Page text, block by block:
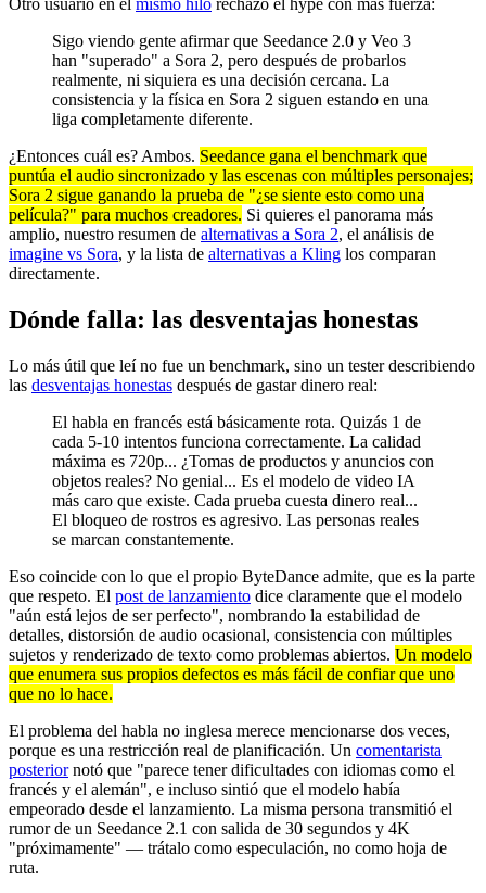
Otro usuario en el mismo hilo rechazó el hype con más fuerza:
Sigo viendo gente afirmar que Seedance 2.0 y Veo 3
han "superado" a Sora 2, pero después de probarlos
realmente, ni siquiera es una decisión cercana. La
consistencia y la física en Sora 2 siguen estando en una
liga completamente diferente.
¿Entonces cuál es? Ambos. Seedance gana el benchmark que
puntúa el audio sincronizado y las escenas con múltiples personajes;
Sora 2 sigue ganando la prueba de "¿se siente esto como una
película?" para muchos creadores. Si quieres el panorama más
amplio, nuestro resumen de alternativas a Sora 2, el análisis de
imagine vs Sora, y la lista de alternativas a Kling los comparan
directamente.
Dónde falla: las desventajas honestas
Lo más útil que leí no fue un benchmark, sino un tester describiendo
las desventajas honestas después de gastar dinero real:
El habla en francés está básicamente rota. Quizás 1 de
cada 5-10 intentos funciona correctamente. La calidad
máxima es 720p... ¿Tomas de productos y anuncios con
objetos reales? No genial... Es el modelo de video IA
más caro que existe. Cada prueba cuesta dinero real...
El bloqueo de rostros es agresivo. Las personas reales
se marcan constantemente.
Eso coincide con lo que el propio ByteDance admite, que es la parte
que respeto. El post de lanzamiento dice claramente que el modelo
"aún está lejos de ser perfecto", nombrando la estabilidad de
detalles, distorsión de audio ocasional, consistencia con múltiples
sujetos y renderizado de texto como problemas abiertos. Un modelo
que enumera sus propios defectos es más fácil de confiar que uno
que no lo hace.
El problema del habla no inglesa merece mencionarse dos veces,
porque es una restricción real de planificación. Un comentarista
posteriornotó que "parece tener dificultades con idiomas como el
francés y el alemán", e incluso sintió que el modelo había
empeorado desde el lanzamiento. La misma persona transmitió el
rumor de un Seedance 2.1 con salida de 30 segundos y 4K
"próximamente" — trátalo como especulación, no como hoja de
ruta.